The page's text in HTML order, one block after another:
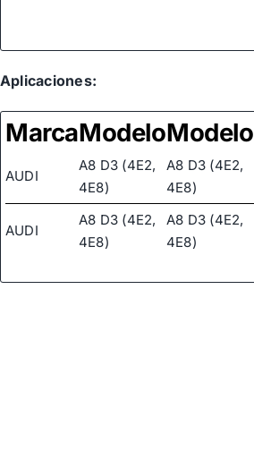
Aplicaciones:
MarcaModeloModelo
AUDI
A8 D3 (4E2,
4E8)
A8 D3 (4E2,
4E8)
AUDI
A8 D3 (4E2,
4E8)
A8 D3 (4E2,
4E8)